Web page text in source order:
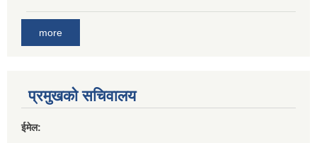
more
प्रमुखको सचिवालय
ईमेल: